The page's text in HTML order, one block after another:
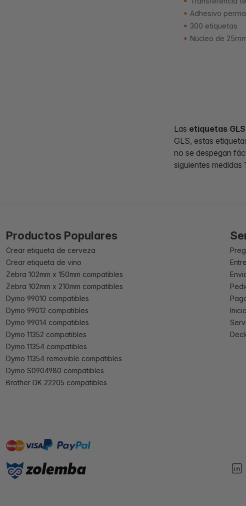
Adhesivo
300 etiquetas
Núcleo de
Las etiquetas GLS
GLS, estas
no se despegan
siguientes medidas
Productos Populares
Crear etiqueta de cerveza
Crear etiqueta de vino
Zebra 102mm x 150mm compatibles
Zebra 102mm x 210mm compatibles
Dymo 99010 compatibles
Dymo 99012 compatibles
Dymo 99014 compatibles
Dymo 11352 compatibles
Dymo 11354 compatibles
Dymo 11354 removible compatibles
Dymo S0904980 compatibles
Brother DK 22205 compatibles
mastervisa paypal